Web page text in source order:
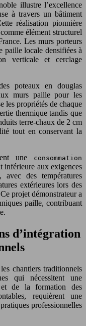
illustre l’excellence
à travers un bâtiment
réalisation pionnière
élément structurel
Les murs porteurs
paille locale densifiées à
verticale et cerclage
poteaux en douglas
murs paille pour les
les propriétés de chaque
thermique tandis que
terre-chaux de 2 cm
tout en conservant la
une
consommation
inférieure aux exigences
des températures
extérieures lors des
projet démonstrateur a
paille, contribuant
d’intégration
chantiers traditionnels
qui nécessitent une
et de la formation des
requièrent une
professionnelles